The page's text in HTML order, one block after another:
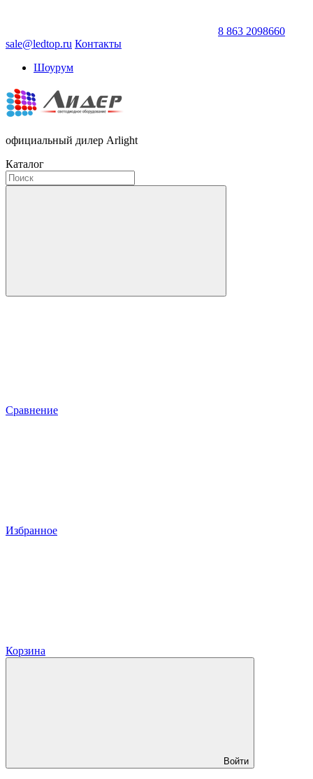
8 863 2098660
sale@ledtop.ru Контакты
Шоурум
официальный дилер Arlight
Каталог
Сравнение
Избранное
Корзина
Войти